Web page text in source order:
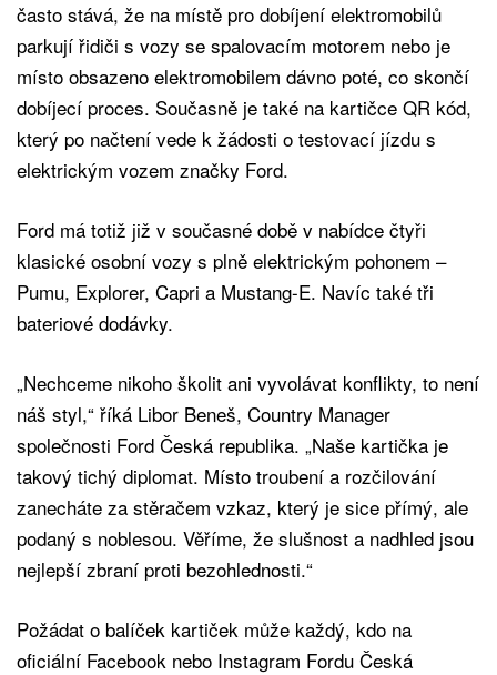
často stává, že na místě pro dobíjení elektromobilů
parkují řidiči s vozy se spalovacím motorem nebo je
místo obsazeno elektromobilem dávno poté, co skončí
dobíjecí proces. Současně je také na kartičce QR kód,
který po načtení vede k žádosti o testovací jízdu s
elektrickým vozem značky Ford.
Ford má totiž již v současné době v nabídce čtyři
klasické osobní vozy s plně elektrickým pohonem –
Pumu, Explorer, Capri a Mustang-E. Navíc také tři
bateriové dodávky.
„Nechceme nikoho školit ani vyvolávat konflikty, to není
náš styl,“ říká Libor Beneš, Country Manager
společnosti Ford Česká republika. „Naše kartička je
takový tichý diplomat. Místo troubení a rozčilování
zanecháte za stěračem vzkaz, který je sice přímý, ale
podaný s noblesou. Věříme, že slušnost a nadhled jsou
nejlepší zbraní proti bezohlednosti.“
Požádat o balíček kartiček může každý, kdo na
oficiální Facebook nebo Instagram Fordu Česká